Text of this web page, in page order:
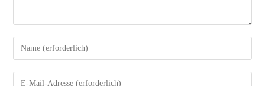
Gib
deinen
Namen
Gib